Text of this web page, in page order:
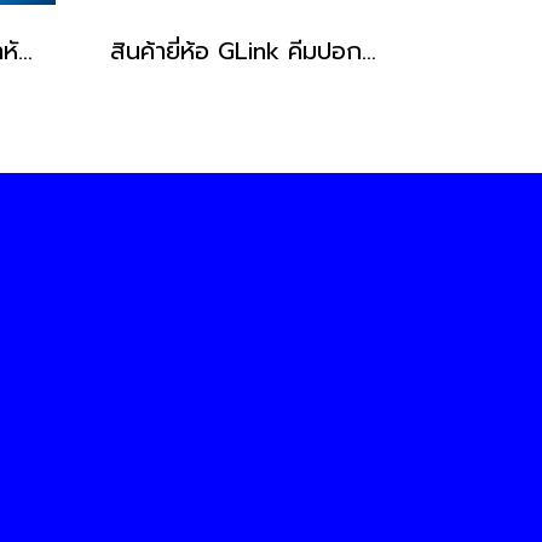
สินค้ายี่ห้อ GLink คีมเข้าหัวสายแลนและสายโทรศัพท์ GLT-001 สินค้ายี่ห้อ GLink คีมปอกสายทีวี GLT-101